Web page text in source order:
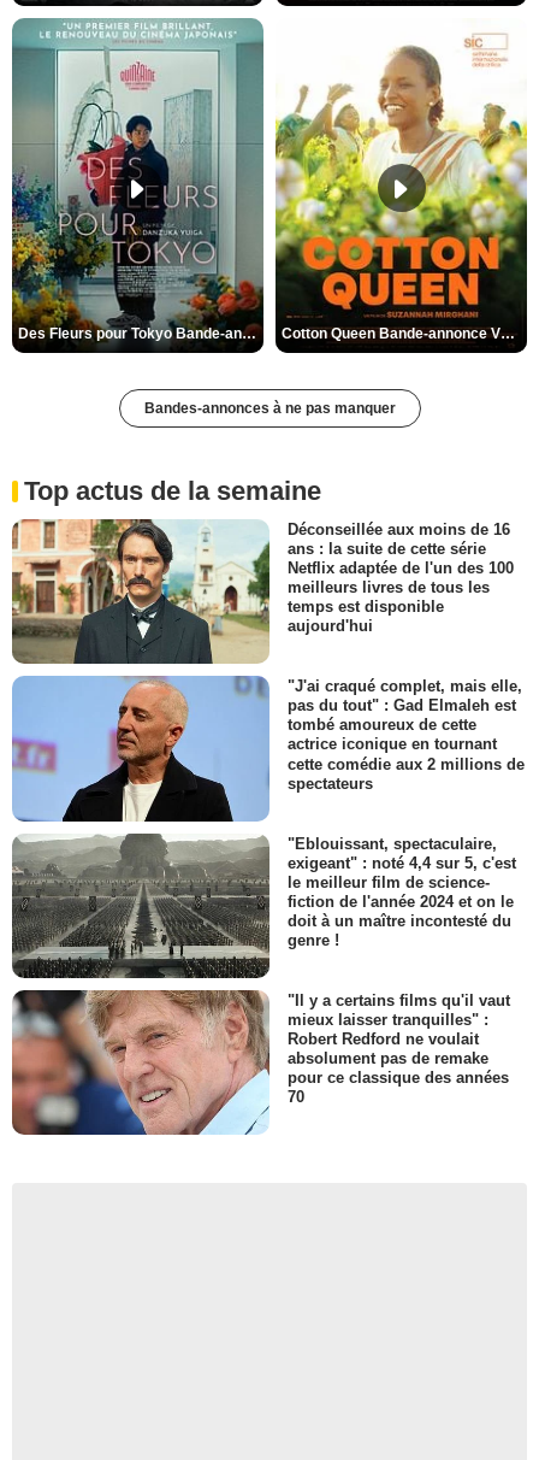
Des Fleurs pour Tokyo Bande-annonce VO STFR Cotton Queen Bande-annonce VO STFR
Bandes-annonces à ne pas manquer
Top actus de la semaine
Déconseillée aux moins de 16
ans : la suite de cette série
Netflix adaptée de l'un des 100
meilleurs livres de tous les
temps est disponible
aujourd'hui
"J'ai craqué complet, mais elle,
pas du tout" : Gad Elmaleh est
tombé amoureux de cette
actrice iconique en tournant
cette comédie aux 2 millions de
spectateurs
"Eblouissant, spectaculaire,
exigeant" : noté 4,4 sur 5, c'est
le meilleur film de science-
fiction de l'année 2024 et on le
doit à un maître incontesté du
genre !
"Il y a certains films qu'il vaut
mieux laisser tranquilles" :
Robert Redford ne voulait
absolument pas de remake
pour ce classique des années
70